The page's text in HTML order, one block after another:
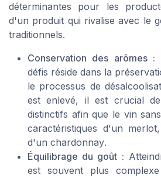
déterminantes pour les
d'un produit qui rivalise avec le
traditionnels.
Conservation des arômes :
défis réside dans la
le processus de
est enlevé, il est crucial
distinctifs afin que le vin
caractéristiques d'un merlot
d'un chardonnay.
Équilibrage du goût :
est souvent plus